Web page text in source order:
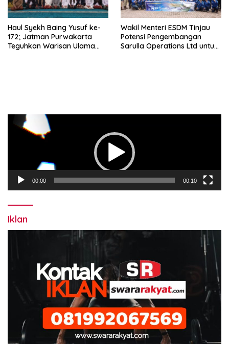
Haul Syekh Baing Yusuf ke-
172; Jatman Purwakarta
Teguhkan Warisan Ulama
Wakil Menteri ESDM Tinjau
Potensi Pengembangan
Sarulla Operations Ltd untuk
Pemutar
Video
00:00 00:10
Iklan